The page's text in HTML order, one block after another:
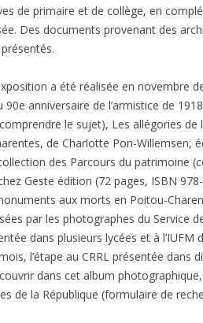
de primaire et de collège, en
Des documents provenant des
a été réalisée en novembre
anniversaire de l’armistice de
le sujet), Les allégories
de Charlotte Pon-Willemsen,
des Parcours du patrimoine
Geste édition (72 pages, ISBN
aux morts en Poitou-
par les photographes du Service
dans plusieurs lycées et à l’IUFM
l’étape au CRRL présentée dans
dans cet album
de la République (formulaire de